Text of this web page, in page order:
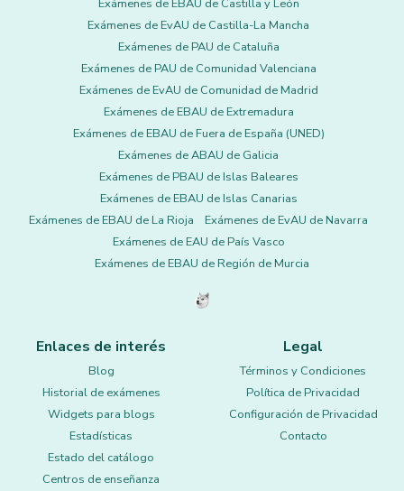
Exámenes de EBAU de Castilla y León
Exámenes de EvAU de Castilla-La Mancha
Exámenes de PAU de Cataluña
Exámenes de PAU de Comunidad Valenciana
Exámenes de EvAU de Comunidad de Madrid
Exámenes de EBAU de Extremadura
Exámenes de EBAU de Fuera de España (UNED)
Exámenes de ABAU de Galicia
Exámenes de PBAU de Islas Baleares
Exámenes de EBAU de Islas Canarias
Exámenes de EBAU de La Rioja
Exámenes de EvAU de Navarra
Exámenes de EAU de País Vasco
Exámenes de EBAU de Región de Murcia
Enlaces de interés
Blog
Historial de exámenes
Widgets para blogs
Estadísticas
Estado del catálogo
Centros de enseñanza
Legal
Términos y Condiciones
Política de Privacidad
Configuración de Privacidad
Contacto